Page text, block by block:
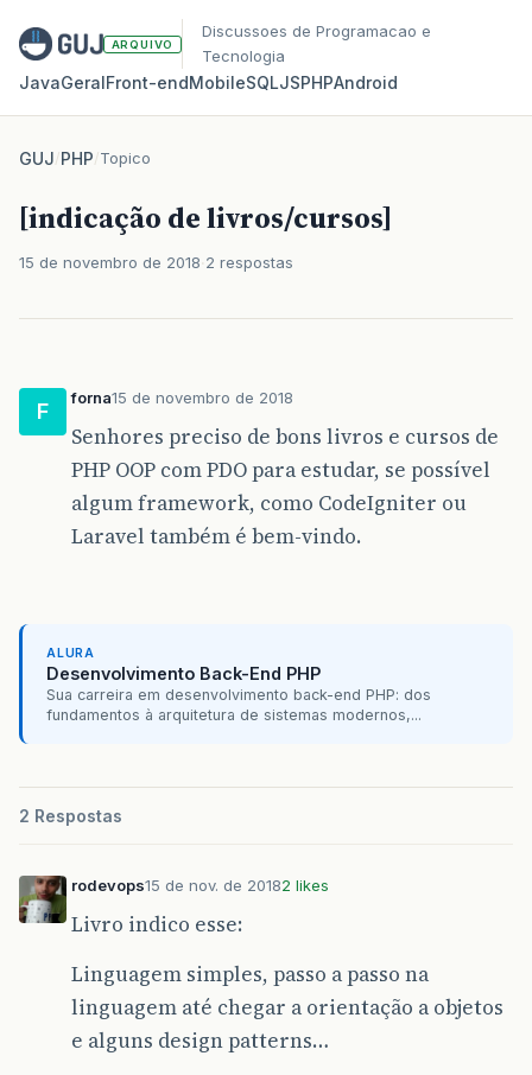
ARQUIVO
Discussoes de Programacao e
Tecnologia
JavaGeralFront‑endMobileSQLJSPHPAndroid
GUJ/PHP/Topico
[indicação de livros/cursos]
15 de novembro de 2018 2 respostas
F
forna15 de novembro de 2018
Senhores preciso de bons livros e cursos de
PHP OOP com PDO para estudar, se possível
algum framework, como CodeIgniter ou
Laravel também é bem-vindo.
ALURA
Desenvolvimento Back-End PHP
Sua carreira em desenvolvimento back-end PHP: dos
fundamentos à arquitetura de sistemas modernos,...
2 Respostas
rodevops15 de nov. de 20182 likes
Livro indico esse:
Linguagem simples, passo a passo na
linguagem até chegar a orientação a objetos
e alguns design patterns…